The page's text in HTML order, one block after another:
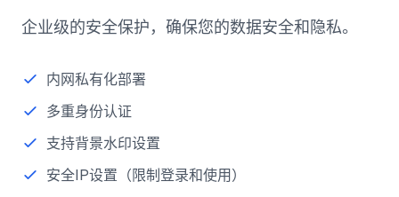
企业级的安全保护，确保您的数据安全和隐私。
内网私有化部署
多重身份认证
支持背景水印设置
安全IP设置（限制登录和使用）